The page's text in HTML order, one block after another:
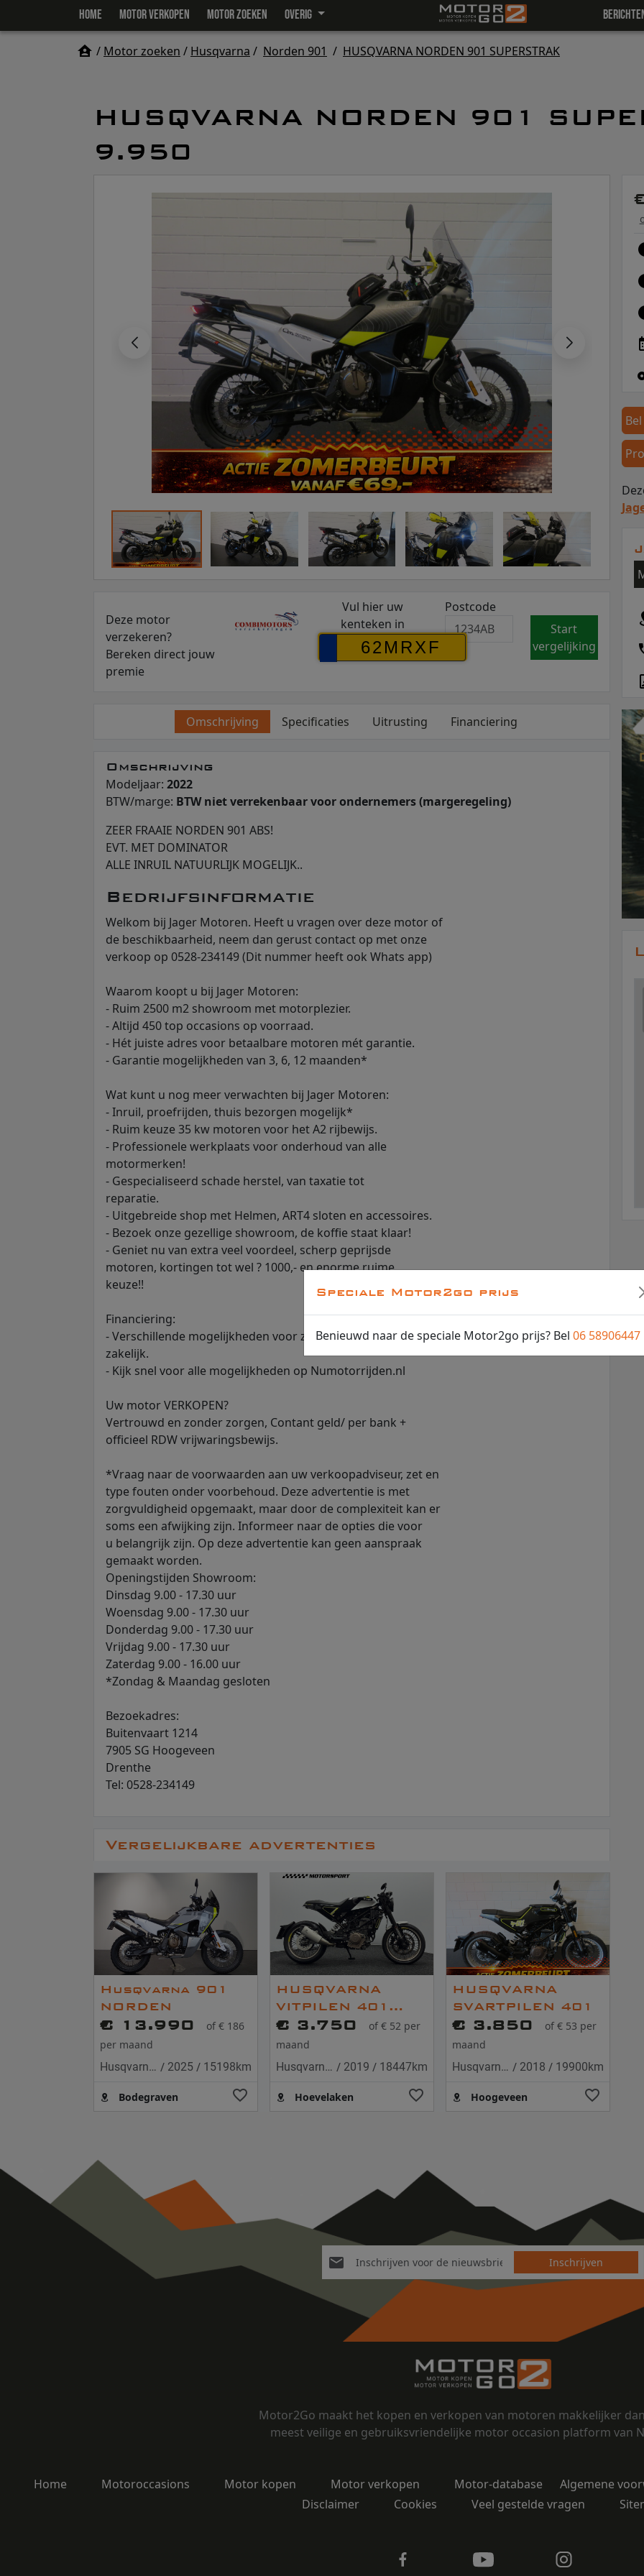
HOME MOTOR VERKOPEN MOTOR ZOEKEN OVERIG
/ Motor zoeken / Husqvarna / Norden 901 / HUSQVARNA NORDEN 901 SUPERSTRAK
HUSQVARNA NORDEN 901
9.950
Deze motor
verzekeren?
Bereken direct jouw
premie
Vul hier uw
kenteken in
Postcode
Start
vergelijking
Omschrijving Specificaties Uitrusting Financiering
Omschrijving
Modeljaar: 2022
BTW/marge: BTW niet verrekenbaar voor ondernemers (margeregeling)
ZEER FRAAIE NORDEN 901 ABS!
EVT. MET DOMINATOR
ALLE INRUIL NATUURLIJK MOGELIJK..
Bedrijfsinformatie
Welkom bij Jager Motoren. Heeft u vragen over deze motor of
de beschikbaarheid, neem dan gerust contact op met onze
verkoop op 0528-234149 (Dit nummer heeft ook Whats app)
Waarom koopt u bij Jager Motoren:
- Ruim 2500 m2 showroom met motorplezier.
- Altijd 450 top occasions op voorraad.
- Hét juiste adres voor betaalbare motoren mét garantie.
- Garantie mogelijkheden van 3, 6, 12 maanden*
Wat kunt u nog meer verwachten bij Jager Motoren:
- Inruil, proefrijden, thuis bezorgen mogelijk*
- Ruim keuze 35 kw motoren voor het A2 rijbewijs.
- Professionele werkplaats voor onderhoud van alle
motormerken!
- Gespecialiseerd schade herstel, van taxatie tot
reparatie.
- Uitgebreide shop met Helmen, ART4 sloten en accessoires.
- Bezoek onze gezellige showroom, de koffie staat klaar!
- Geniet nu van extra veel voordeel, scherp geprijsde
motoren, kortingen tot wel ? 1000,- en enorme ruime
keuze!!
Financiering:
- Verschillende mogelijkheden voor zowel prive als
zakelijk.
- Kijk snel voor alle mogelijkheden op Numotorrijden.nl
Uw motor VERKOPEN?
Vertrouwd en zonder zorgen, Contant geld/ per bank +
officieel RDW vrijwaringsbewijs.
*Vraag naar de voorwaarden aan uw verkoopadviseur, zet en
type fouten onder voorbehoud. Deze advertentie is met
zorgvuldigheid opgemaakt, maar door de complexiteit kan er
soms een afwijking zijn. Informeer naar de opties die voor
u belangrijk zijn. Op deze advertentie kan geen aanspraak
gemaakt worden.
Openingstijden Showroom:
Dinsdag 9.00 - 17.30 uur
Woensdag 9.00 - 17.30 uur
Donderdag 9.00 - 17.30 uur
Vrijdag 9.00 - 17.30 uur
Zaterdag 9.00 - 16.00 uur
*Zondag & Maandag gesloten
Bezoekadres:
Buitenvaart 1214
7905 SG Hoogeveen
Drenthe
Tel: 0528-234149
Vergelijkbare advertenties
Husqvarna 901
NORDEN
€ 13.990
of € 186
per maand
Husqvarna Norden 901 / 2025 / 15198km
Bodegraven
HUSQVARNA
VITPILEN 401
ABS
€ 3.750
of € 52 per
maand
Husqvarna 401 Vitpilen / 2019 / 18447km
Hoevelaken
HUSQVARNA
SVARTPILEN 401
€ 3.850
of € 53 per
maand
Husqvarna 401 Svartpilen / 2018 / 19900km
Hoogeveen
Speciale Motor2go prijs
Benieuwd naar de speciale Motor2go prijs? Bel 06 58906447
Inschrijven
Motor2Go maakt het kopen en verkopen van motoren makkelijker
meest veilige en gebruiksvriendelijke motor occasion platform van
Home Motoroccasions Motor kopen Motor verkopen Motor-database Algemene
Disclaimer
Cookies Veel gestelde vragen